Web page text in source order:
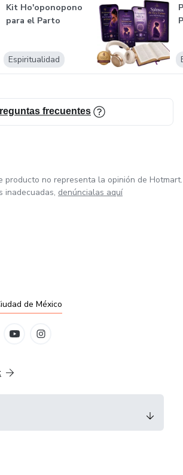
Kit Ho'oponopono
para el Parto
Espiritualidad
frecuentes
producto no representa la opinión de Hotmart.
inadecuadas, denúncialas aquí
de México